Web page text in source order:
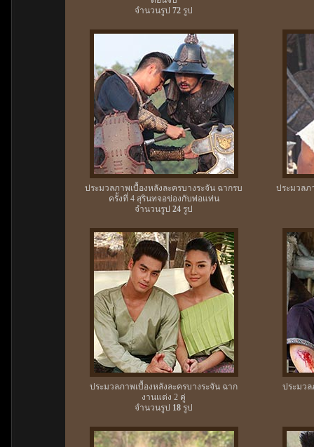
จำนวนรูป 72 รูป
ประมวลภาพเบื้องหลังละครบางระจัน ฉากรบ
ครั้งที่ 4 สุรินทจอข่องกับพ่อแท่น
จำนวนรูป 24 รูป
ประมวลภ
ประมวลภาพเบื้องหลังละครบางระจัน ฉาก
งานแต่ง 2 คู่
จำนวนรูป 18 รูป
ประมวล